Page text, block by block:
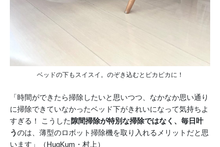
ベッドの下もスイスイ。のぞき込むとピカピカに！
「時間ができたら掃除したいと思いつつ、なかなか思い通り
に掃除できていなかったベッド下がきれいになって気持ちよ
すぎる！ こうした 隙間掃除が特別な掃除ではなく、毎日叶
うのは、薄型のロボット掃除機を取り入れるメリットだと思
います」（HugKum・村上）